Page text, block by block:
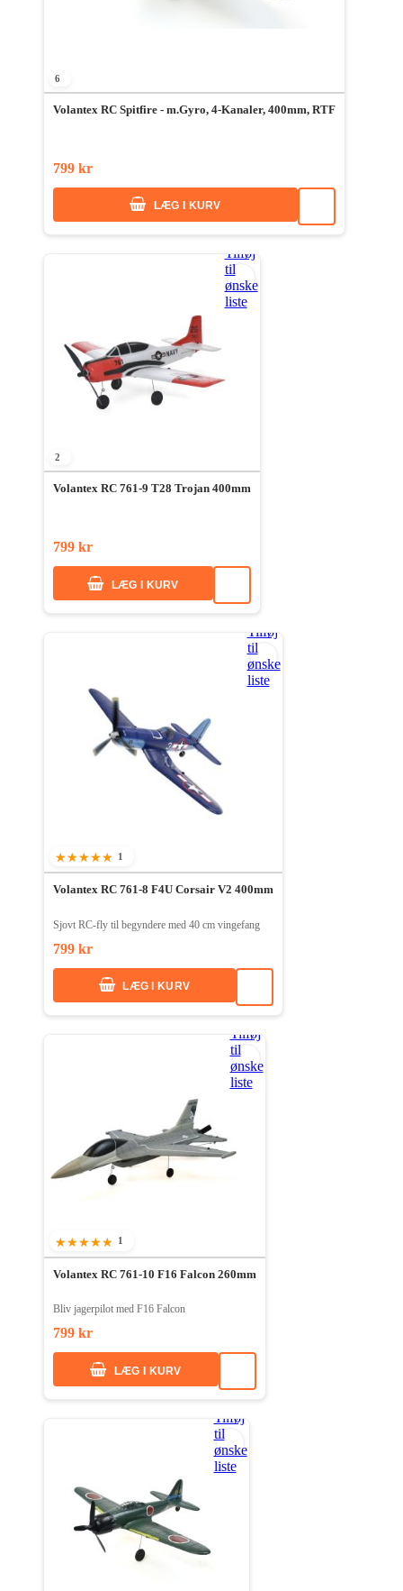
6
Volantex RC Spitfire - m.Gyro, 4-Kanaler, 400mm, RTF
799 kr
LÆG I KURV
Tilføj
til
ønske
liste
2
Volantex RC 761-9 T28 Trojan 400mm
799 kr
LÆG I KURV
Tilføj
til
ønske
liste
100%
1
Volantex RC 761-8 F4U Corsair V2 400mm
Sjovt RC-fly til begyndere med 40 cm vingefang
799 kr
LÆG I KURV
Tilføj
til
ønske
liste
90%
1
Volantex RC 761-10 F16 Falcon 260mm
Bliv jagerpilot med F16 Falcon
799 kr
LÆG I KURV
Tilføj
til
ønske
liste